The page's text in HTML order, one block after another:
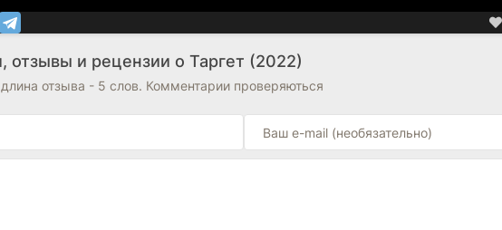
отзывы и рецензии о Таргет (2022)
отзыва - 5 слов. Комментарии проверяються